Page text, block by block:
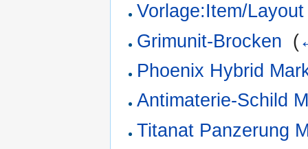
Vorlage:Item/Layout
Grimunit-Brocken (
Phoenix Hybrid
Antimaterie-Schild
Titanat Panzerung